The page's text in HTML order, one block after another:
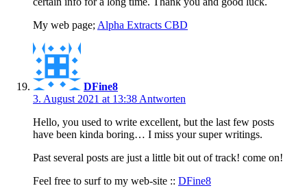
My web page; Alpha Extracts CBD
DFine8
3. August 2021 at 13:38 Antworten
Hello, you used to write excellent, but the last few posts
have been kinda boring… I miss your super writings.
Past several posts are just a little bit out of track! come on!
Feel free to surf to my web-site :: DFine8